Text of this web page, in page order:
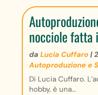
nocciole fatta
da Lucia Cuffaro|
Autoproduzione e
Di Lucia Cuffaro.
hobby, è una...